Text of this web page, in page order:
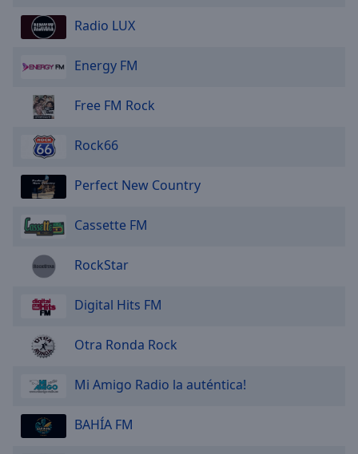
Radio LUX
Energy FM
Free FM Rock
Rock66
Perfect New Country
Cassette FM
RockStar
Digital Hits FM
Otra Ronda Rock
Mi Amigo Radio la auténtica!
BAHÍA FM